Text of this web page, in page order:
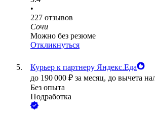
•
227 отзывов
Сочи
Можно без резюме
Откликнуться
Курьер к партнеру Яндекс.Еда
до 190 000 ₽ за месяц, до вычета
Без опыта
Подработка